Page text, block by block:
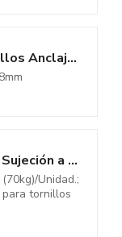
DOJA Industrial | Tornillos Anclaje para Piscinas | Pack 10 | 8mm | Taco...
MAGMA 10 Anillas de Sujeción a Tornillos de Anclaje Lona Piscina -...
Unidad.;
tornillos